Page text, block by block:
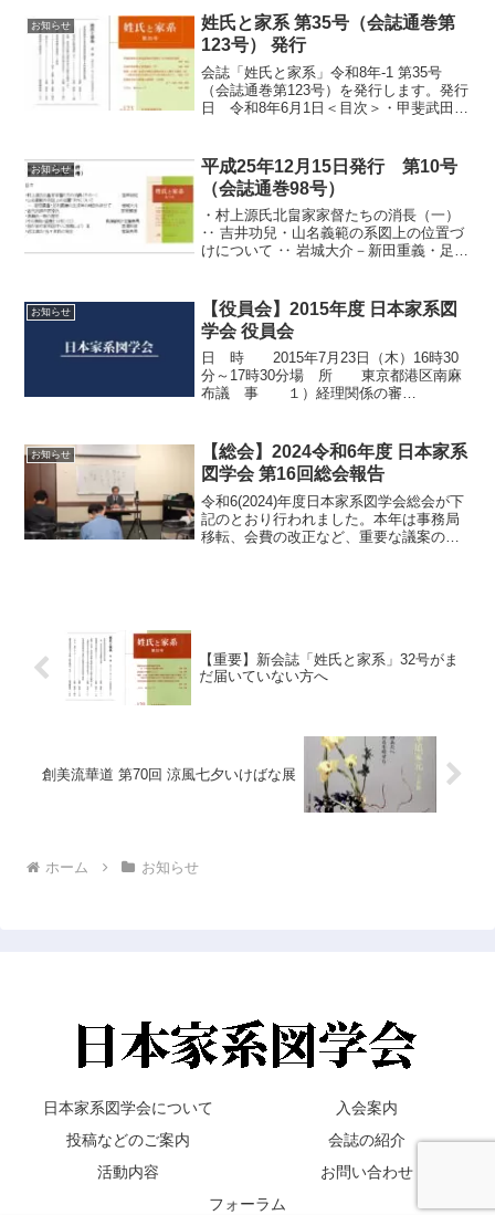
田氏庶流岩崎氏の系譜 ‥ 真野信治・コラ
ム...
お知らせ
姓氏と家系 第35号（会誌通巻第
123号） 発行
会誌「姓氏と家系」令和8年-1 第35号
（会誌通巻第123号）を発行します。発行
日 令和8年6月1日＜目次＞・甲斐武田氏
（下）‥ 宝賀寿男・南部（大浦）光信の
津軽入部時...
お知らせ
平成25年12月15日発行 第10号
（会誌通巻98号）
・村上源氏北畠家家督たちの消長（一）
‥ 吉井功兒・山名義範の系図上の位置づ
けについて ‥ 岩城大介－新田重義・足利
史 （その興起・衰勢と分布）（三）‥
真鍋敏昭・宝...
お知らせ
【役員会】2015年度 日本家系図
学会 役員会
日 時 2015年7月23日（木）16時30
分～17時30分場 所 東京都港区南麻
布議 事 １）経理関係の審
者 ４）その他結果報告書
PDF（クリックしてください）
お知らせ
【総会】2024令和6年度 日本家系
図学会 第16回総会報告
令和6(2024)年度日本家系図学会総会が下
記のとおり行われました。本年は事務局
移転、会費の改正など、重要な議案のあ
【重要】新会誌「姓氏と家系」32号がま
だ届いていない方へ
創美流華道 第70回 涼風七夕いけばな展
ホーム お知らせ
日本家系図学会について
入会案内
投稿などのご案内
会誌の紹介
活動内容
お問い合わせ
フォーラム